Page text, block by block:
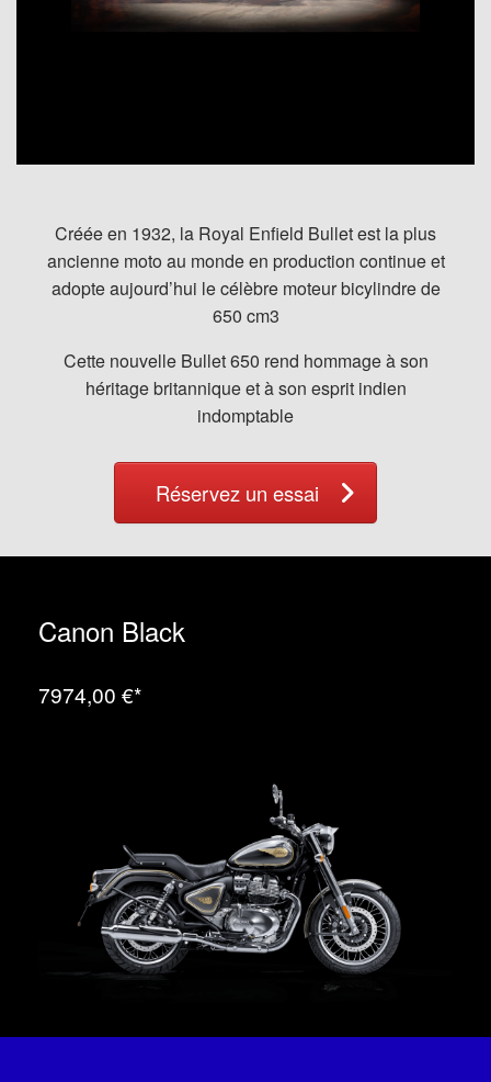
Créée en 1932, la Royal Enfield Bullet est la plus
ancienne moto au monde en production continue et
adopte aujourd’hui le célèbre moteur bicylindre de
650 cm3
Cette nouvelle Bullet 650 rend hommage à son
héritage britannique et à son esprit indien
indomptable
Réservez un essai
Canon Black
7974,00 €*